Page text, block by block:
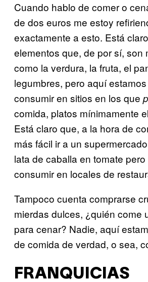
Cuando hablo de comer o
de dos euros me estoy
exactamente a esto. Está
elementos que, de por sí, son
como la verdura, la fruta, el
legumbres, pero aquí
consumir en sitios en los que
comida, platos mínimamente
Está claro que, a la hora de
más fácil ir a un
lata de caballa en tomate
consumir en locales de
Tampoco cuenta comprarse
mierdas dulces, ¿quién come
para cenar? Nadie, aquí
de comida de verdad, o sea,
FRANQUICIAS